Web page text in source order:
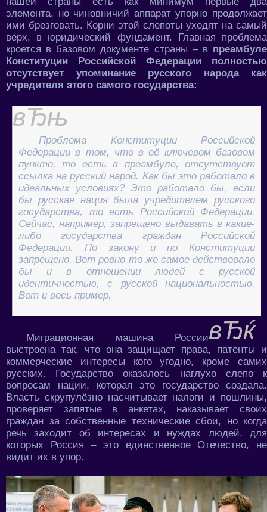
элемента, но чиновничий аппарат упорно продолжает
ими брезговать. Корни этой слепоты уходят на самый
верх, в юридический фундамент. Главная проблема
кроется в базовом документе страны – в преамбуле
Конституции Российской Федерации полностью
отсутствует упоминание русского народа как
учредителя этого самого государства:
Проблема Конституции Российской
Федерации в том, что в её ключевом базовом
пункте, то есть в преамбуле, отсутствует
ссылка на русский народ. Как бы это работало в
идеальных условиях? Это работало бы, если
бы русская нация была учредителем русского
государства, то есть Российской Федерации.
Сейчас, например, запрещено выдавать в какие-
либо государства граждан Российской
Федерации. По закону и по Конституции
запрещено. Вот ровно то же самое действовало
бы и в отношении людей с русской
идентичностью, с русской национальностью.
Вот и весь пример.
Миграционная машина России
выстроена так, что она защищает права, патенты и
коммерческие интересы кого угодно, кроме самих
русских. Государство оказалось наглухо слепо к
вопросам нации, которая это государство создала.
Власть скрупулёзно насчитывает налоги и пошлины,
проверяет запятые в анкетах, наказывает своих
граждан за собственные технические сбои, но когда
речь заходит об интересах и нуждах людей, для
которых Россия – это единственное Отечество, не
видит их в упор.